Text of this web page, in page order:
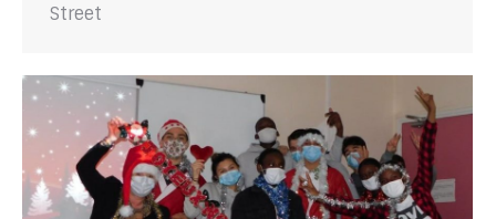
Street